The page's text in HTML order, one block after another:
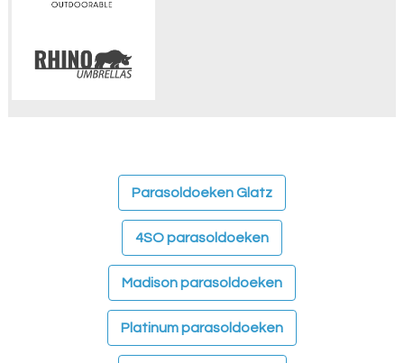
Parasoldoeken Glatz
4SO parasoldoeken
Madison parasoldoeken
Platinum parasoldoeken